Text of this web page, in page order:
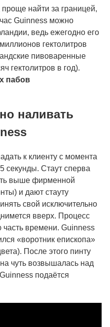
найти за границей,
Guinness можно
ведь ежегодно его
гектолитров
пивоваренные
гектолитров в год).
пабов
наливать
к клиенту с момента
секунды. Стаут сперва
выше фирменной
и дают стауту
свой исключительно
вверх. Процесс
времени. Guinness
«воротник епископа»
После этого пинту
чуть возвышалась над
подаётся